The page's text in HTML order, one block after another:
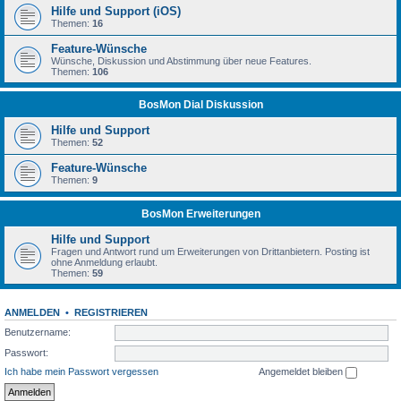
Hilfe und Support (iOS)
Themen: 16
Feature-Wünsche
Wünsche, Diskussion und Abstimmung über neue Features.
Themen: 106
BosMon Dial Diskussion
Hilfe und Support
Themen: 52
Feature-Wünsche
Themen: 9
BosMon Erweiterungen
Hilfe und Support
Fragen und Antwort rund um Erweiterungen von Drittanbietern. Posting ist
ohne Anmeldung erlaubt.
Themen: 59
ANMELDEN • REGISTRIEREN
Benutzername:
Passwort:
Ich habe mein Passwort vergessen
Angemeldet bleiben